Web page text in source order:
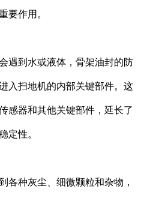
要作用。
遇到水或液体，骨架油封的防
入扫地机的内部关键部件。这
感器和其他关键部件，延长了
定性。
各种灰尘、细微颗粒和杂物，